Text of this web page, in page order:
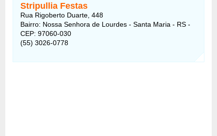
Stripullia Festas
Rua Rigoberto Duarte, 448
Bairro: Nossa Senhora de Lourdes - Santa Maria - RS -
CEP: 97060-030
(55) 3026-0778